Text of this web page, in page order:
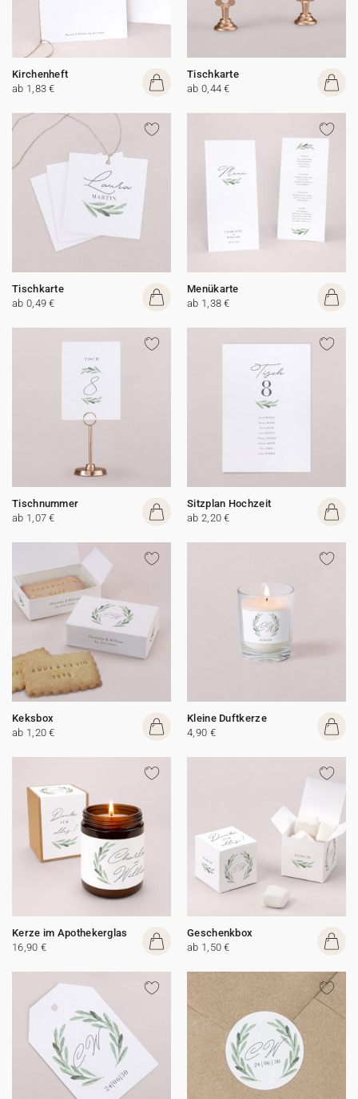
Kirchenheft
ab 1,83 €
Tischkarte
ab 0,44 €
Tischkarte
ab 0,49 €
Menükarte
ab 1,38 €
Tischnummer
ab 1,07 €
Sitzplan Hochzeit
ab 2,20 €
Keksbox
ab 1,20 €
Kleine Duftkerze
4,90 €
Kerze im Apothekerglas
16,90 €
Geschenkbox
ab 1,50 €